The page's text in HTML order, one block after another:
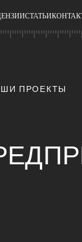
СТАТЬИ
ПРОЕКТЫ